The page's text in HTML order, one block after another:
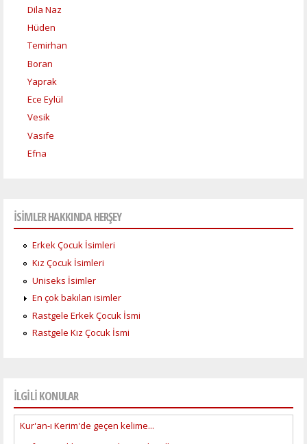
Dila Naz
Hüden
Temirhan
Boran
Yaprak
Ece Eylül
Vesik
Vasıfe
Efna
İSİMLER HAKKINDA HERŞEY
Erkek Çocuk İsimleri
Kız Çocuk İsimleri
Uniseks İsimler
En çok bakılan isimler
Rastgele Erkek Çocuk İsmi
Rastgele Kız Çocuk İsmi
İLGİLİ KONULAR
Kur'an-ı Kerim'de geçen kelime...